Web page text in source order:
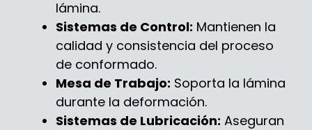
lámina.
Sistemas de Control: Mantienen la
calidad y consistencia del proceso
de conformado.
Mesa de Trabajo: Soporta la lámina
durante la deformación.
Sistemas de Lubricación: Aseguran